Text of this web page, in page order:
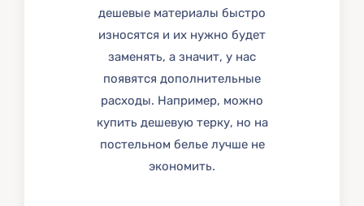
дешевые материалы быстро
износятся и их нужно будет
заменять, а значит, у нас
появятся дополнительные
расходы. Например, можно
купить дешевую терку, но на
постельном белье лучше не
экономить.